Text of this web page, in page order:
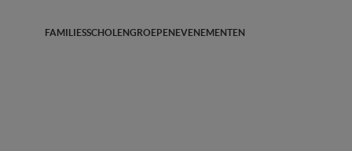
FAMILIESSCHOLENGROEPENEVENEMENTEN